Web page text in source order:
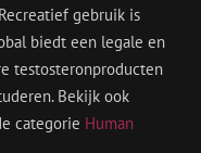
gebruik is
biedt een legale en
testosteronproducten
Bekijk ook
categorie Human